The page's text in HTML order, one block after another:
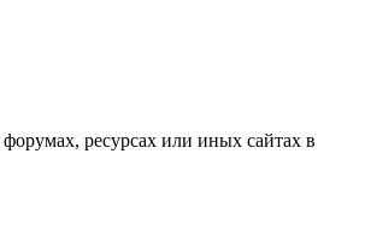
ресурсах или иных сайтах в